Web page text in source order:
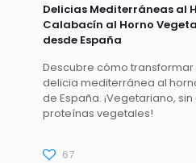
Delicias Mediterráneas al
Calabacín al Horno
desde España
Descubre cómo
delicia mediterránea al
de España. ¡Vegetariano,
proteínas vegetales!
67